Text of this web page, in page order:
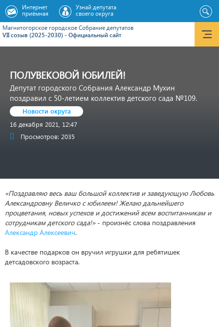
Магнитогорское городское Cобрание депутатов
VII созыв (2025-2030) - Официальный сайт
Интернет
приёмная
Узнай депутата
своего округа
ПОЛУВЕКОВОЙ ЮБИЛЕЙ!
Депутат городского Собрания Александр Мухин
поздравил с 50-летием коллектив детского сада №109.
Новости округа
16 декабря 2021, 12:47
Просмотров: 2035
«Поздравляю весь ваш большой коллектив и заведующую Любовь
Александровну Величко с юбилеем! Желаю дальнейшего
процветания, новых успехов и достижений всем воспитанникам и
сотрудникам детского сада!»- произнёс слова поздравления
Александр Алексеевич.
В качестве подарков он вручил игрушки для ребятишек
детсадовского возраста.